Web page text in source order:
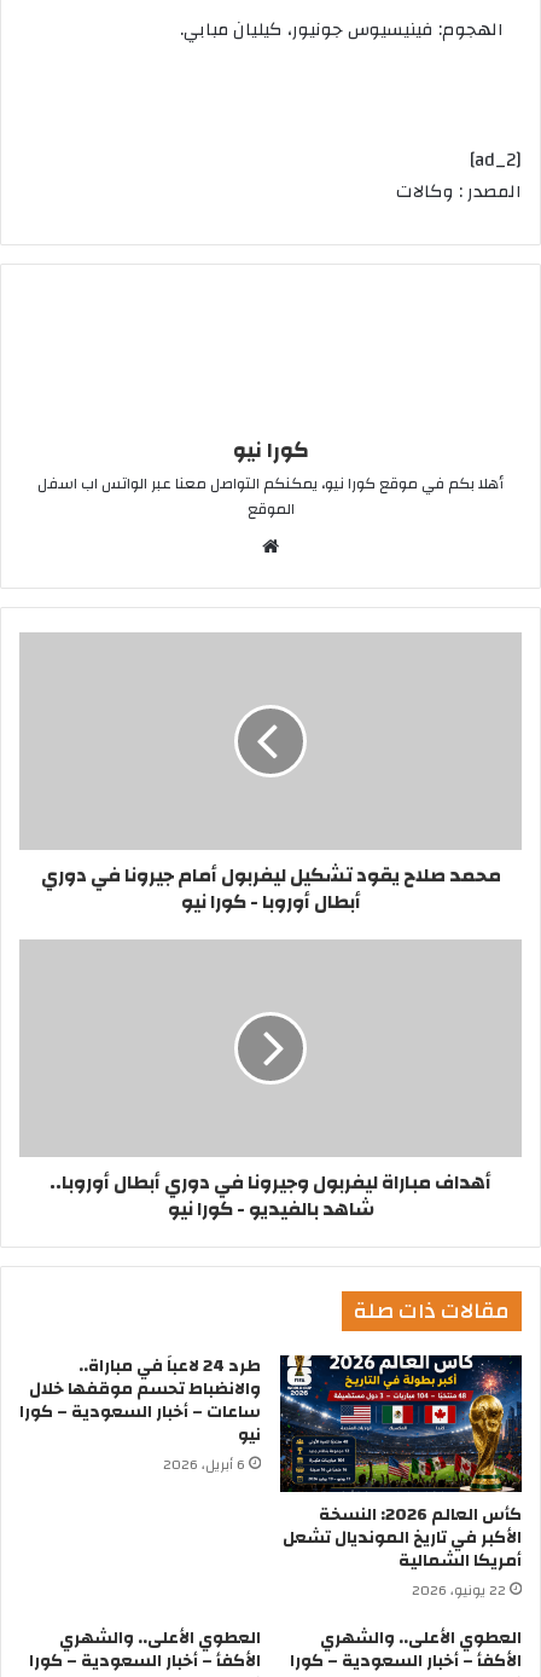
الهجوم: فينيسيوس جونيور، كيليان مبابي.
[ad_2]
المصدر : وكالات
كورا نيو
أهلا بكم في موقع كورا نيو، يمكنكم التواصل معنا عبر الواتس اب اسفل
الموقع
محمد صلاح يقود تشكيل ليفربول أمام جيرونا في دوري
أبطال أوروبا - كورا نيو
أهداف مباراة ليفربول وجيرونا في دوري أبطال أوروبا..
شاهد بالفيديو - كورا نيو
مقالات ذات صلة
كأس العالم 2026: النسخة
الأكبر في تاريخ المونديال تشعل
أمريكا الشمالية
22 يونيو، 2026
طرد 24 لاعباً في مباراة..
والانضباط تحسم موقفها خلال
ساعات – أخبار السعودية – كورا
نيو
6 أبريل، 2026
العطوي الأعلى.. والشهري
الأكفأ – أخبار السعودية – كورا
العطوي الأعلى.. والشهري
الأكفأ – أخبار السعودية – كورا